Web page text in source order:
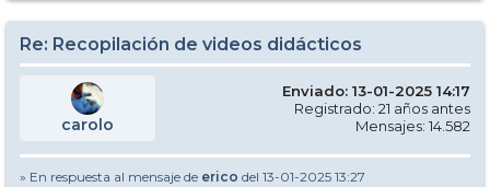
Re: Recopilación de videos didácticos
carolo
Enviado: 13-01-2025 14:17
Registrado: 21 años antes
Mensajes: 14.582
» En respuesta al mensaje de erico del 13-01-2025 13:27